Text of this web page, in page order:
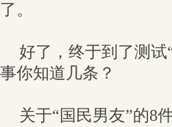
了。
好了，终于到了测
事你知道几条？
关于“国民男友”的8